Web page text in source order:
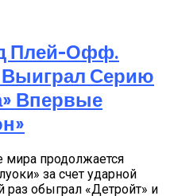
Плей-Офф.
Выиграл Серию
Впервые
мира продолжается
за счет ударной
обыграл «Детройт» и